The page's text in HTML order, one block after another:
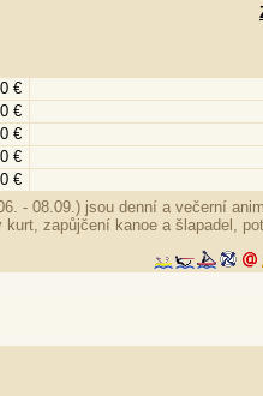
€
€
€
€
€
- 08.09.) jsou denní a večerní
zapůjčení kanoe a šlapadel,